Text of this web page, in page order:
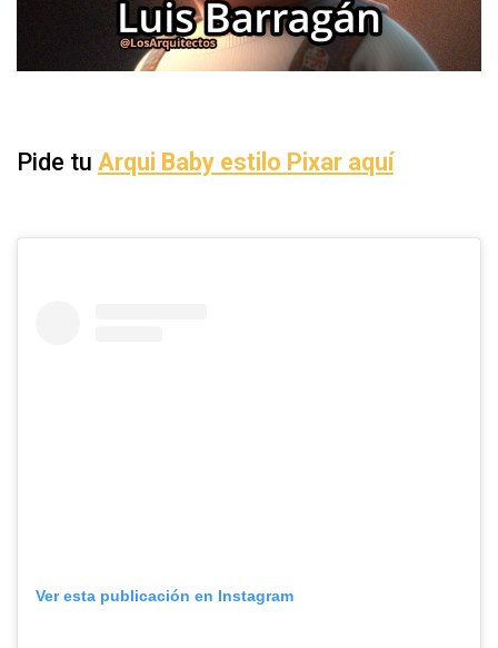
Pide tu Arqui Baby estilo Pixar aquí
Ver esta publicación en Instagram